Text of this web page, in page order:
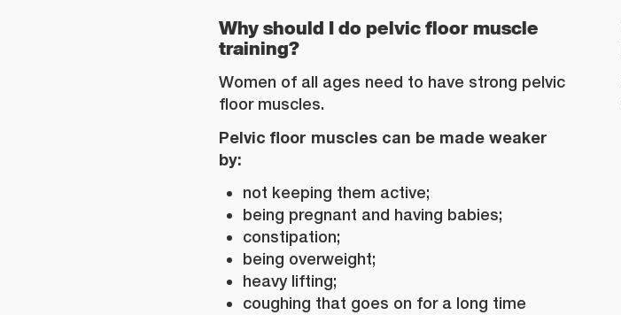
Why should I do pelvic floor muscle
training?
Women of all ages need to have strong pelvic
floor muscles.
Pelvic floor muscles can be made weaker
by:
not keeping them active;
being pregnant and having babies;
constipation;
being overweight;
heavy lifting;
coughing that goes on for a long time